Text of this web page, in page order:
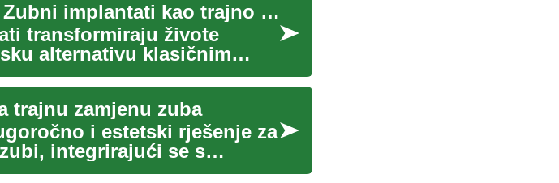
Revolucija u stomatologiji: Zubni implantati kao trajno rješenje
transformiraju živote
alternativu klasičnim
zamjenu zuba
i estetski rješenje za
integrirajući se s